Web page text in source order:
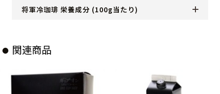
将軍冷珈琲 栄養成分 (100g当たり)
関連商品